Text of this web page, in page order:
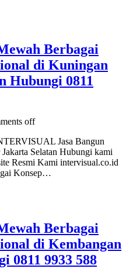
Berbagai
di Kuningan
Hubungi 0811
off
Jasa Bangun
Selatan Hubungi kami
Resmi Kami intervisual.co.id
Konsep…
Berbagai
di Kembangan
0811 9933 588